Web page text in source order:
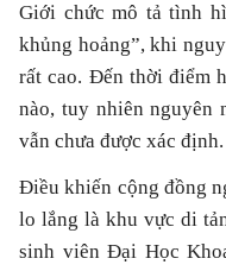
Giới chức mô tả tình
khủng hoảng”, khi
rất cao. Đến thời điểm
nào, tuy nhiên nguyên
vẫn chưa được xác định.
Điều khiến cộng đồng
lo lắng là khu vực di
sinh viên Đại Học